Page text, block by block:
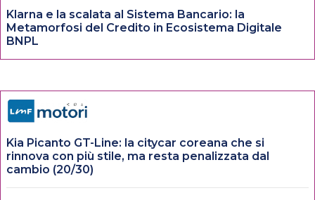
Klarna e la scalata al Sistema Bancario: la
Metamorfosi del Credito in Ecosistema Digitale
BNPL
Kia Picanto GT-Line: la citycar coreana che si
rinnova con più stile, ma resta penalizzata dal
cambio (20/30)